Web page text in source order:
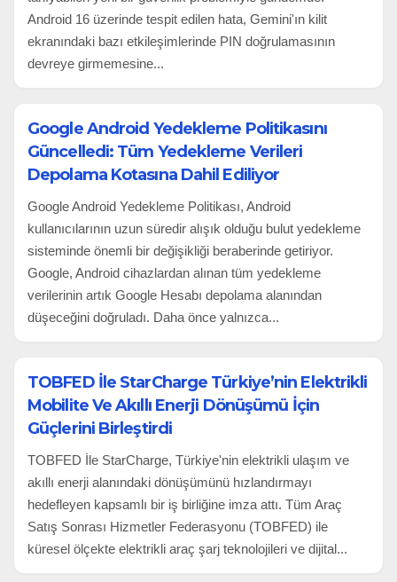
Android 16 üzerinde tespit edilen hata, Gemini'ın kilit
ekranındaki bazı etkileşimlerinde PIN doğrulamasının
devreye girmemesine...
Google Android Yedekleme Politikasını
Güncelledi: Tüm Yedekleme Verileri
Depolama Kotasına Dahil Ediliyor
Google Android Yedekleme Politikası, Android
kullanıcılarının uzun süredir alışık olduğu bulut yedekleme
sisteminde önemli bir değişikliği beraberinde getiriyor.
Google, Android cihazlardan alınan tüm yedekleme
verilerinin artık Google Hesabı depolama alanından
düşeceğini doğruladı. Daha önce yalnızca...
TOBFED İle StarCharge Türkiye’nin Elektrikli
Mobilite Ve Akıllı Enerji Dönüşümü İçin
Güçlerini Birleştirdi
TOBFED İle StarCharge, Türkiye'nin elektrikli ulaşım ve
akıllı enerji alanındaki dönüşümünü hızlandırmayı
hedefleyen kapsamlı bir iş birliğine imza attı. Tüm Araç
Satış Sonrası Hizmetler Federasyonu (TOBFED) ile
küresel ölçekte elektrikli araç şarj teknolojileri ve dijital...